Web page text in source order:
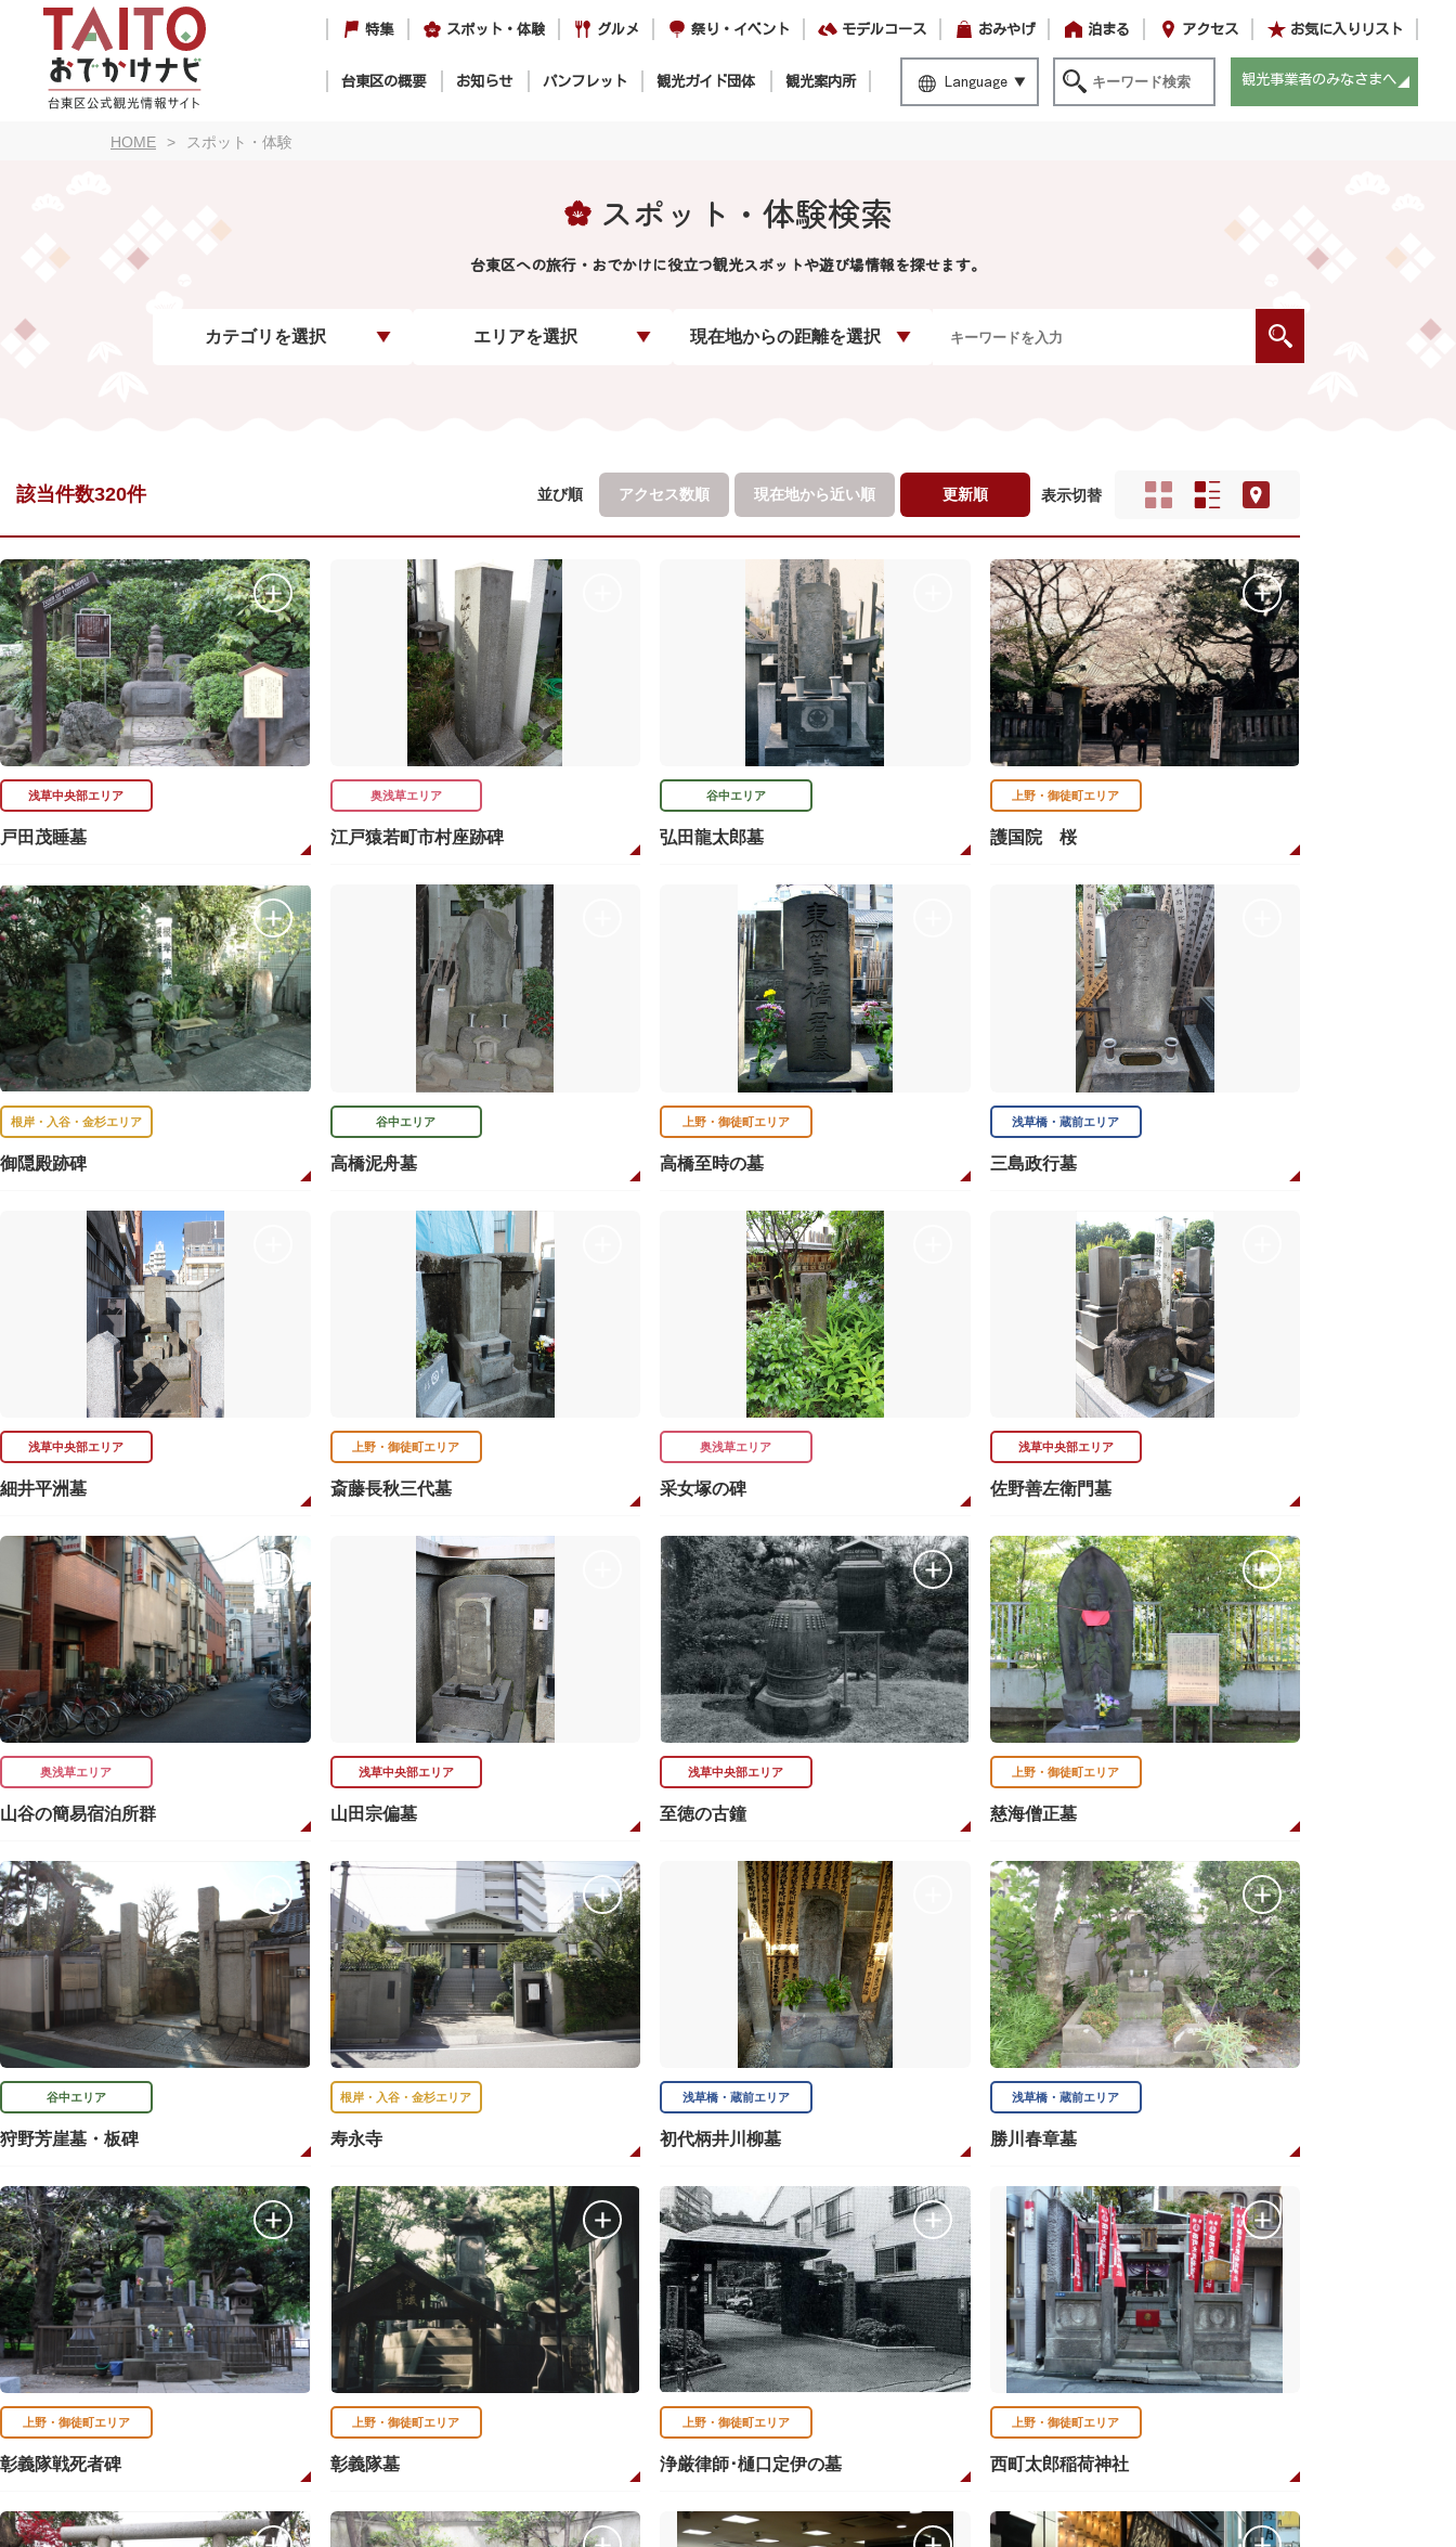
特集 スポット・体験 グルメ 祭り・イベント モデルコース おみやげ 泊まる アクセス お気に入りリスト
台東区の概要 お知らせ パンフレット 観光ガイド団体 観光案内所 Language 観光事業者のみなさまへ
HOME スポット・体験
スポット・体験検索
台東区への旅行・おでかけに役立つ観光スポットや遊び場情報を探せます。
カテゴリを選択 エリアを選択 現在地からの距離を選択
該当件数320件 並び順 アクセス数順 現在地から近い順 更新順 表示切替
浅草中央部エリア
戸田茂睡墓
奥浅草エリア
江戸猿若町市村座跡碑
谷中エリア
弘田龍太郎墓
上野・御徒町エリア
護国院 桜
根岸・入谷・金杉エリア
御隠殿跡碑
谷中エリア
高橋泥舟墓
上野・御徒町エリア
高橋至時の墓
浅草橋・蔵前エリア
三島政行墓
浅草中央部エリア
細井平洲墓
上野・御徒町エリア
斎藤長秋三代墓
奥浅草エリア
采女塚の碑
浅草中央部エリア
佐野善左衛門墓
奥浅草エリア
山谷の簡易宿泊所群
浅草中央部エリア
山田宗偏墓
浅草中央部エリア
至徳の古鐘
上野・御徒町エリア
慈海僧正墓
谷中エリア
狩野芳崖墓・板碑
根岸・入谷・金杉エリア
寿永寺
浅草橋・蔵前エリア
初代柄井川柳墓
浅草橋・蔵前エリア
勝川春章墓
上野・御徒町エリア
彰義隊戦死者碑
上野・御徒町エリア
彰義隊墓
上野・御徒町エリア
浄厳律師･樋口定伊の墓
上野・御徒町エリア
西町太郎稲荷神社